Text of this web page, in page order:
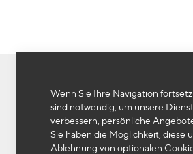
Wenn Sie Ihre Navigation
sind notwendig, um unsere
verbessern, persönliche
Sie haben die Möglichkeit, diese
Ablehnung von optionalen